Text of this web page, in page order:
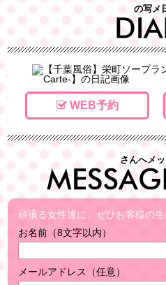
の写メ
WEB予約
さんへメ
頑張る女性達に、ぜひお客様の
お名前（8文字以内）
メールアドレス（任意）